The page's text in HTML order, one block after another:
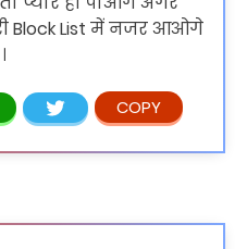
Block List में नजर आओगे
।